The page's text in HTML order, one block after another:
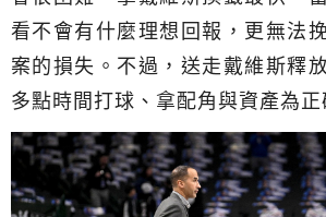
看不會有什麼理想回報，更無法
案的損失。不過，送走戴維斯釋
多點時間打球、拿配角與資產為正